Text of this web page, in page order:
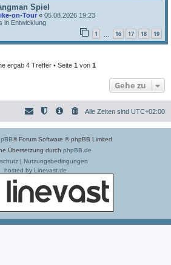
Spiel
on-Tour « 05.08.2026 19:23
in Entwicklung
1 16 17 18 19
ergab 4 Treffer • Seite 1 von 1
Gehe zu
Alle Zeiten sind UTC+02:00
® Forum Software © phpBB Limited
Übersetzung durch phpBB.de
| Nutzungsbedingungen
hosted by Linevast.de